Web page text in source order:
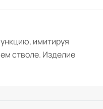
имитируя
стволе. Изделие